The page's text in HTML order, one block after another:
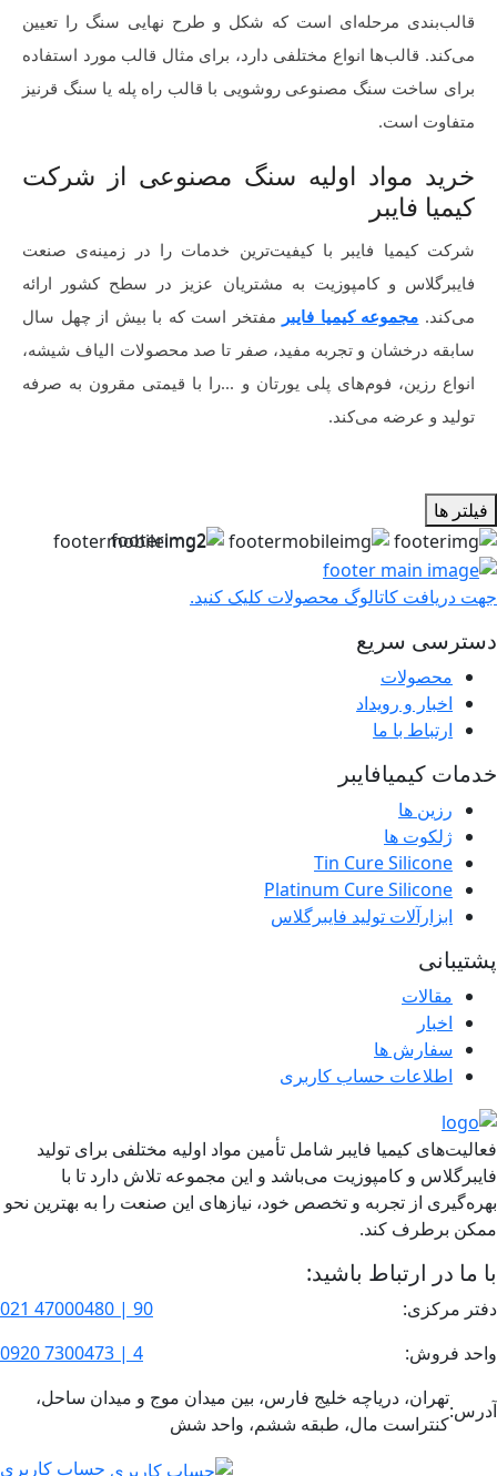
قالب‌بندی مرحله‌ای است که شکل و طرح نهایی سنگ را تعیین
می‌کند. قالب‌ها انواع مختلفی دارد، برای مثال قالب مورد استفاده
برای ساخت سنگ مصنوعی روشویی با قالب راه پله یا سنگ قرنیز
متفاوت است.
خرید مواد اولیه سنگ مصنوعی از شرکت
کیمیا فایبر
شرکت کیمیا فایبر با کیفیت‌ترین خدمات را در زمینه‌ی صنعت
فایبرگلاس و کامپوزیت به مشتریان عزیز در سطح کشور ارائه
می‌کند. مجموعه کیمیا فایبر مفتخر است که با بیش از چهل سال
سابقه درخشان و تجربه مفید، صفر تا صد محصولات الیاف شیشه،
انواع رزین، فوم‌های پلی یورتان و ...را با قیمتی مقرون به صرفه
تولید و عرضه می‌کند.
فیلتر ها
جهت دریافت کاتالوگ محصولات کلیک کنید.
دسترسی سریع
محصولات
اخبار و رویداد
ارتباط با ما
خدمات کیمیافایبر
رزین ها
ژلکوت ها
Tin Cure Silicone
Platinum Cure Silicone
ابزارآلات تولید فایبرگلاس
پشتیبانی
مقالات
اخبار
سفارش ها
اطلاعات حساب كاربری
فعالیت‌های کیمیا فایبر شامل تأمین مواد اولیه مختلفی برای تولید
فایبرگلاس و کامپوزیت می‌باشد و این مجموعه تلاش دارد تا با
بهره‌گیری از تجربه و تخصص خود، نیازهای این صنعت را به بهترین نحو
ممکن برطرف کند.
با ما در ارتباط باشید:
دفتر مرکزی:
90 | 47000480 021
واحد فروش:
4 | 7300473 0920
آدرس:
تهران، دریاچه خلیج فارس، بین میدان موج و میدان ساحل،
کنتراست مال، طبقه ششم، واحد شش
حساب کاربری